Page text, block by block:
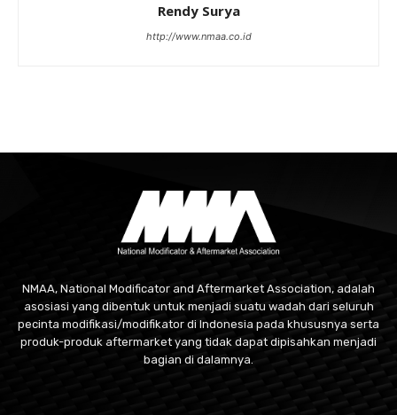
Rendy Surya
http://www.nmaa.co.id
NMAA, National Modificator and Aftermarket Association, adalah
asosiasi yang dibentuk untuk menjadi suatu wadah dari seluruh
pecinta modifikasi/modifikator di Indonesia pada khususnya serta
produk-produk aftermarket yang tidak dapat dipisahkan menjadi
bagian di dalamnya.